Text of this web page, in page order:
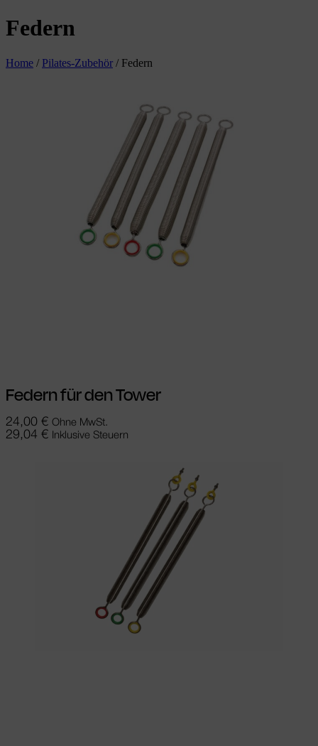
Federn
Home / Pilates-Zubehör / Federn
Federn für den Tower
24,00 € Ohne MwSt.
29,04 € Inklusive Steuern